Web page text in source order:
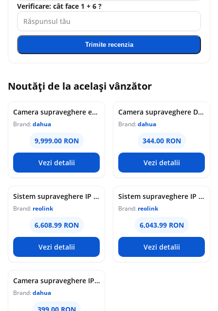
Verificare: cât face 1 + 6 ?
Trimite recenzia
Noutăți de la același vânzător
Camera supraveghere exterior analogica Dome cu iluminare duala Dahua HAC-HDW1549X-IL-A-PRO-0360B-DIP, 5 MP, 2.8 mm, IR/lumina calda 50 m, microfon dublu
Brand:dahua
9,999.00 RON
Vezi detalii
Camera supraveghere Dome analogica Dahua WizColor HAC-HDW1549X-A-PRO-0360B-DIP, 5 MP, 3.6 mm, lumina calda 50 m, microfon dublu
Brand:dahua
344.00 RON
Vezi detalii
Sistem supraveghere IP Dome Reolink Color Night Vision NVS16-12MD8, 8 camere, 12 MP, IR / lumina alba 30 m, 4 mm, microfon si difuzor, detectie om/vehicul/animal, PoE, HDD 4 TB inclus
Brand: reolink
6,608.99 RON
Vezi detalii
Sistem supraveghere IP Dome Reolink NVS16-8MD8, 8 camere, 8 MP, IR 30 m, 4 mm, microfon, detectie om/vehicul, PoE, HDD 4 TB inclus
Brand: reolink
6,043.99 RON
Vezi detalii
Camera supraveghere IP exterior Dahua WizColor IPC-HFW1439TC1-A-LED-0280B-PRO, 4MP, 2.8 mm, lumina alba 20 m, microfon, PoE
Brand:dahua